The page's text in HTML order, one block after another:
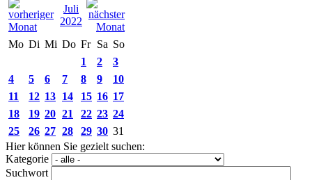
Juli
2022
Mo Di Mi Do Fr Sa So
1
2
3
4
5 6 7 8 9
10
11
12 13 14 15 16 17
18
19 20 21 22 23 24
25
26 27 28 29 30 31
Hier können Sie gezielt suchen:
Kategorie
Suchwort